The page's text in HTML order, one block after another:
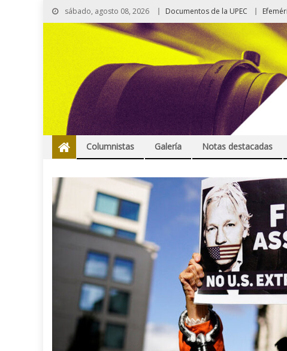
sábado, agosto 08, 2026 Documentos de la UPEC
Columnistas Galería Notas destacadas